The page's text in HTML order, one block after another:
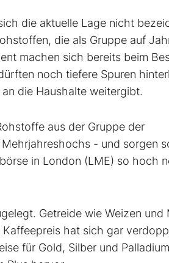
die aktuelle Lage nicht
die als Gruppe auf
machen sich bereits beim
noch tiefere Spuren
die Haushalte weitergibt.
aus der Gruppe der
- und sorgen
in London (LME) so hoch
Getreide wie Weizen und
hat sich gar
für Gold, Silber und